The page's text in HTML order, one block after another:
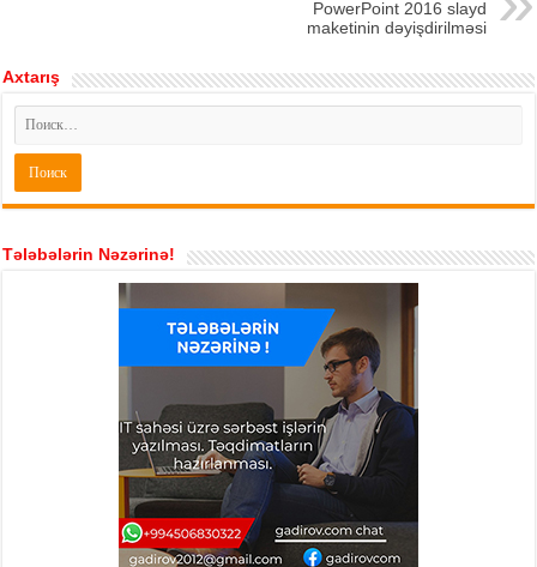
PowerPoint 2016 slayd
maketinin dəyişdirilməsi
Axtarış
Tələbələrin Nəzərinə!